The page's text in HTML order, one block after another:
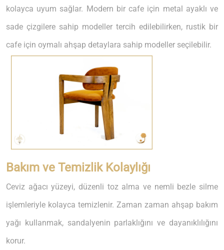
kolayca uyum sağlar. Modern bir cafe için metal ayaklı ve
sade çizgilere sahip modeller tercih edilebilirken, rustik bir
cafe için oymalı ahşap detaylara sahip modeller seçilebilir.
Bakım ve Temizlik Kolaylığı
Ceviz ağacı yüzeyi, düzenli toz alma ve nemli bezle silme
işlemleriyle kolayca temizlenir. Zaman zaman ahşap bakım
yağı kullanmak, sandalyenin parlaklığını ve dayanıklılığını
korur.